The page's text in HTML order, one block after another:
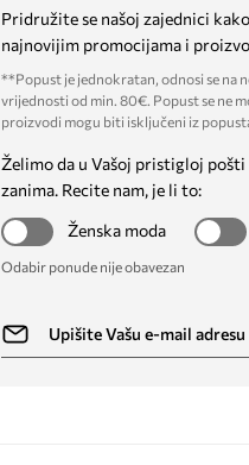
Pridružite se našoj zajednici
najnovijim promocijama i
**Popust je jednokratan, odnosi se na
vrijednosti od min. 80€. Popust se ne
proizvodi mogu biti isključeni iz
Želimo da u Vašoj pristigloj
zanima. Recite nam, je li to:
Ženska moda
Odabir ponude nije obavezan